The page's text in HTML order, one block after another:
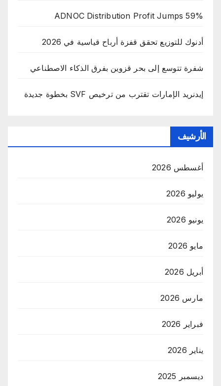
ADNOC Distribution Profit Jumps 59%
أدنوك للتوزيع تحقق قفزة أرباح قياسية في 2026
شفرة تتوسع إلى بحر قزوين بفرق الذكاء الاصطناعي
إيدنريد الإمارات تقترب من ترخيص SVF بخطوة جديدة
الأرشيف
أغسطس 2026
يوليو 2026
يونيو 2026
مايو 2026
أبريل 2026
مارس 2026
فبراير 2026
يناير 2026
ديسمبر 2025